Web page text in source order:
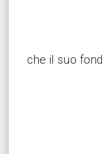
che il suo